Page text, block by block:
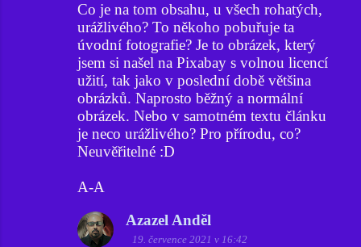
Co je na tom obsahu, u všech rohatých,
urážlivého? To někoho pobuřuje ta
úvodní fotografie? Je to obrázek, který
jsem si našel na Pixabay s volnou licencí
užití, tak jako v poslední době většina
obrázků. Naprosto běžný a normální
obrázek. Nebo v samotném textu článku
je neco urážlivého? Pro přírodu, co?
Neuvěřitelné :D
A-A
Azazel Anděl
19. července 2021 v 16:42